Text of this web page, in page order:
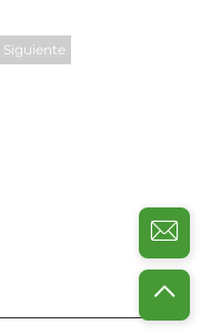
Siguiente